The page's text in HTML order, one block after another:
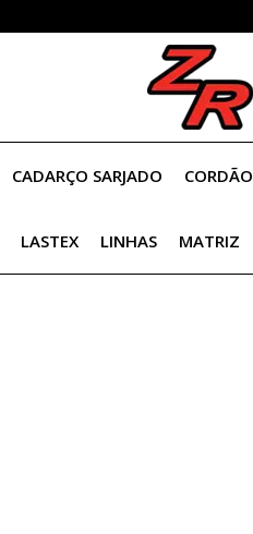
CADARÇO SARJADO CORDÃO
LASTEX LINHAS MATRIZ